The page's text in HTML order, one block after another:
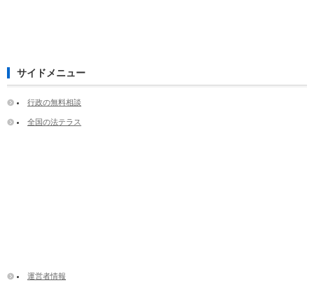
サイドメニュー
行政の無料相談
全国の法テラス
運営者情報